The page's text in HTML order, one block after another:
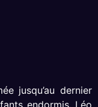
jusqu’au dernier
endormis. Léo